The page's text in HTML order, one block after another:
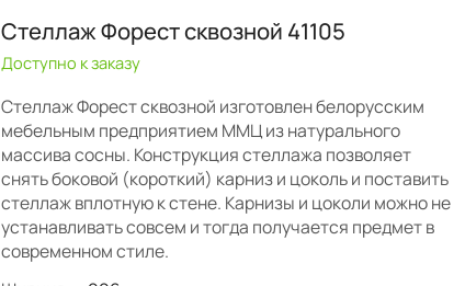
Стеллаж Форест сквозной 41105
Доступно к заказу
Стеллаж Форест сквозной изготовлен белорусским
мебельным предприятием ММЦ из натурального
массива сосны. Конструкция стеллажа позволяет
снять боковой (короткий) карниз и цоколь и поставить
стеллаж вплотную к стене. Карнизы и цоколи можно не
устанавливать совсем и тогда получается предмет в
современном стиле.